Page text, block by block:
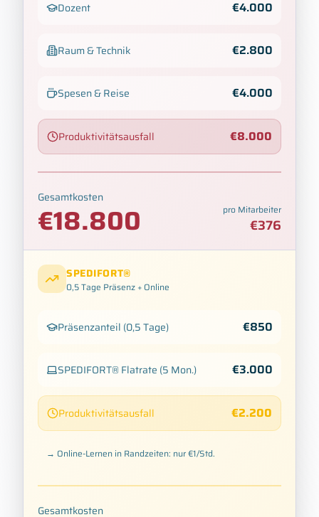
Dozent €4.000
Raum & Technik €2.800
Spesen & Reise €4.000
Produktivitätsausfall €8.000
Gesamtkosten
€18.800 pro Mitarbeiter
€376
SPEDIFORT®
0,5 Tage Präsenz + Online
Präsenzanteil (0,5 Tage) €850
SPEDIFORT® Flatrate (5 Mon.) €3.000
Produktivitätsausfall €2.200
→ Online-Lernen in Randzeiten: nur €1/Std.
Gesamtkosten